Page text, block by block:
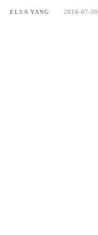
ELSA YANG 2018-07-30